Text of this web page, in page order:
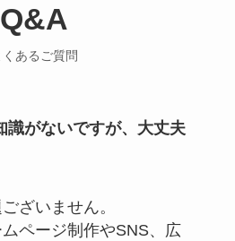
Q&A
くあるご質問
識がないですが、大丈夫
ざいません。
ページ制作やSNS、広